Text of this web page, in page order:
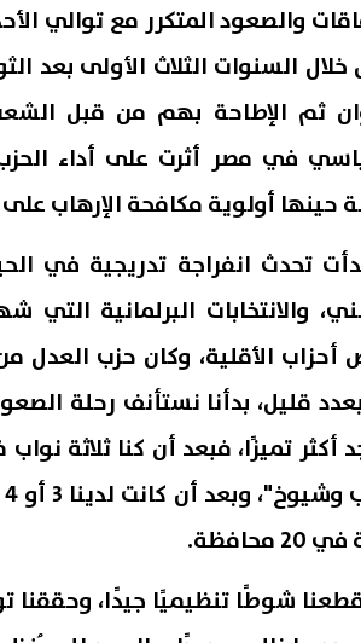
والصعود المتكرر مع توالي
ثم الإطاحة بهم من قبل
في مصر أثرت على أداء
حينها أولوية مكافحة الإرهاب
والانتخابات البرلمانية
أحزاب الأقلية، وكان حزب العدل
محافظة.
شوطًا تنظيميًا جيدًا، وحققنا